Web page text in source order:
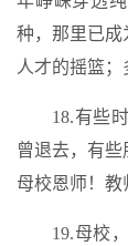
种，那里已
人才的摇篮；
18.有些
曾退去，有
母校恩师！教
19.母校